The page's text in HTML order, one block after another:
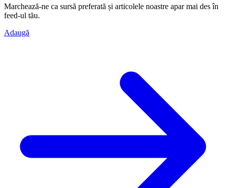
Marchează-ne ca sursă preferată și articolele noastre apar mai des în
feed-ul tău.
Adaugă